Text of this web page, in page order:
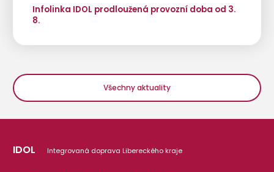
Infolinka IDOL prodloužená provozní doba od 3.
8.
Všechny aktuality
IDOL Integrovaná doprava Libereckého kraje